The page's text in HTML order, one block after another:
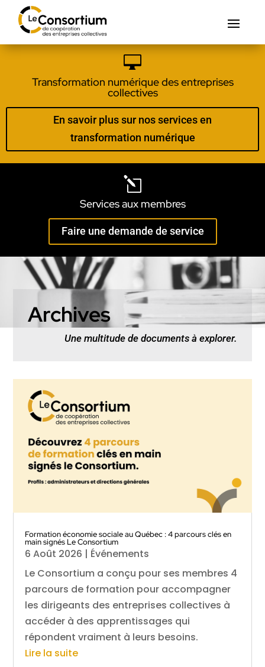

Transformation numérique des entreprises
collectives
En savoir plus sur nos services en
transformation numérique
l
Services aux membres
Faire une demande de service
Archives
Une multitude de documents à explorer.
Formation économie sociale au Québec : 4 parcours clés en
main signés Le Consortium
6 Août 2026 | Événements
Le Consortium a conçu pour ses membres 4
parcours de formation pour accompagner
les dirigeants des entreprises collectives à
accéder à des apprentissages qui
répondent vraiment à leurs besoins.
Lire la suite